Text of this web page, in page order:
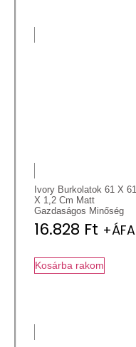
Ivory Burkolatok 61 X 61
X 1,2 Cm Matt
Gazdaságos Minőség
16.828 Ft +ÁFA
Kosárba rakom